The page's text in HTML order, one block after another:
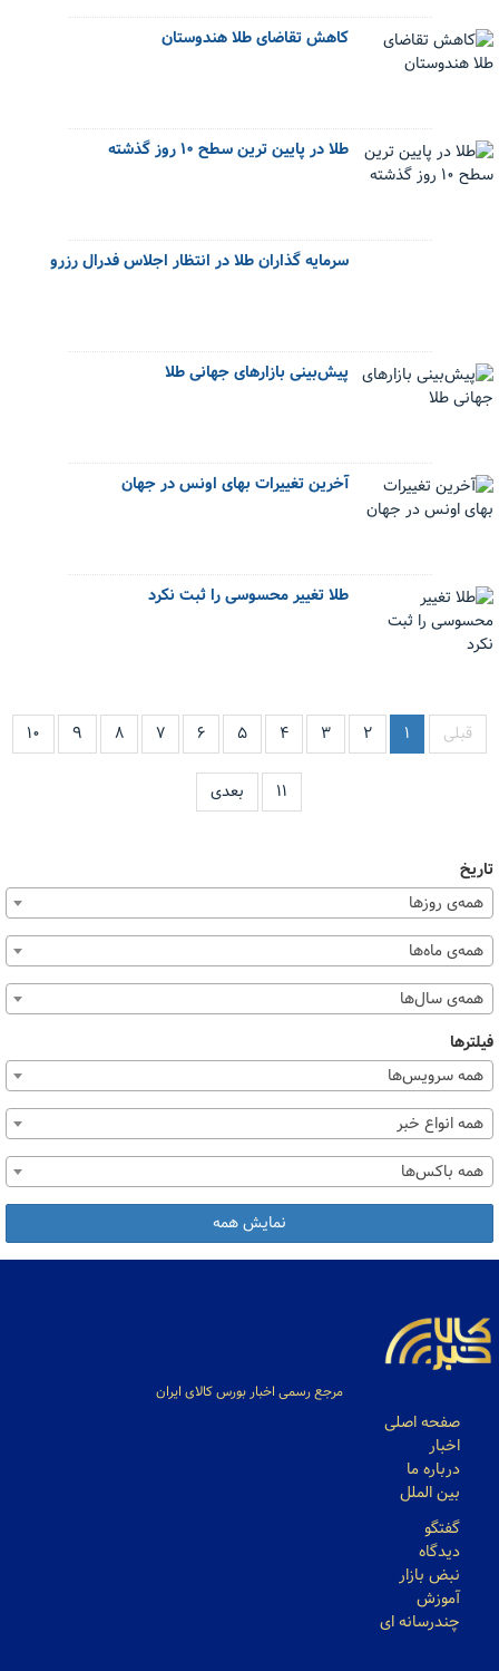
کاهش تقاضای طلا هندوستان
طلا در پایین ترین سطح ۱۰ روز گذشته
سرمایه گذاران طلا در انتظار اجلاس فدرال رزرو
پیش‌بینی بازارهای جهانی طلا
آخرین تغییرات بهای اونس در جهان
طلا تغییر محسوسی را ثبت نکرد
قبلی ۱ ۲ ۳ ۴ ۵ ۶ ۷ ۸ ۹ ۱۰
۱۱ بعدی
تاریخ
همه‌ی روزها
همه‌ی ماه‌ها
همه‌ی سال‌ها
فیلترها
همه سرویس‌ها
همه انواع خبر
همه باکس‌ها
نمایش همه
مرجع رسمی اخبار بورس کالای ایران
صفحه اصلی
اخبار
درباره ما
بین الملل
گفتگو
دیدگاه
نبض بازار
آموزش
چندرسانه ای